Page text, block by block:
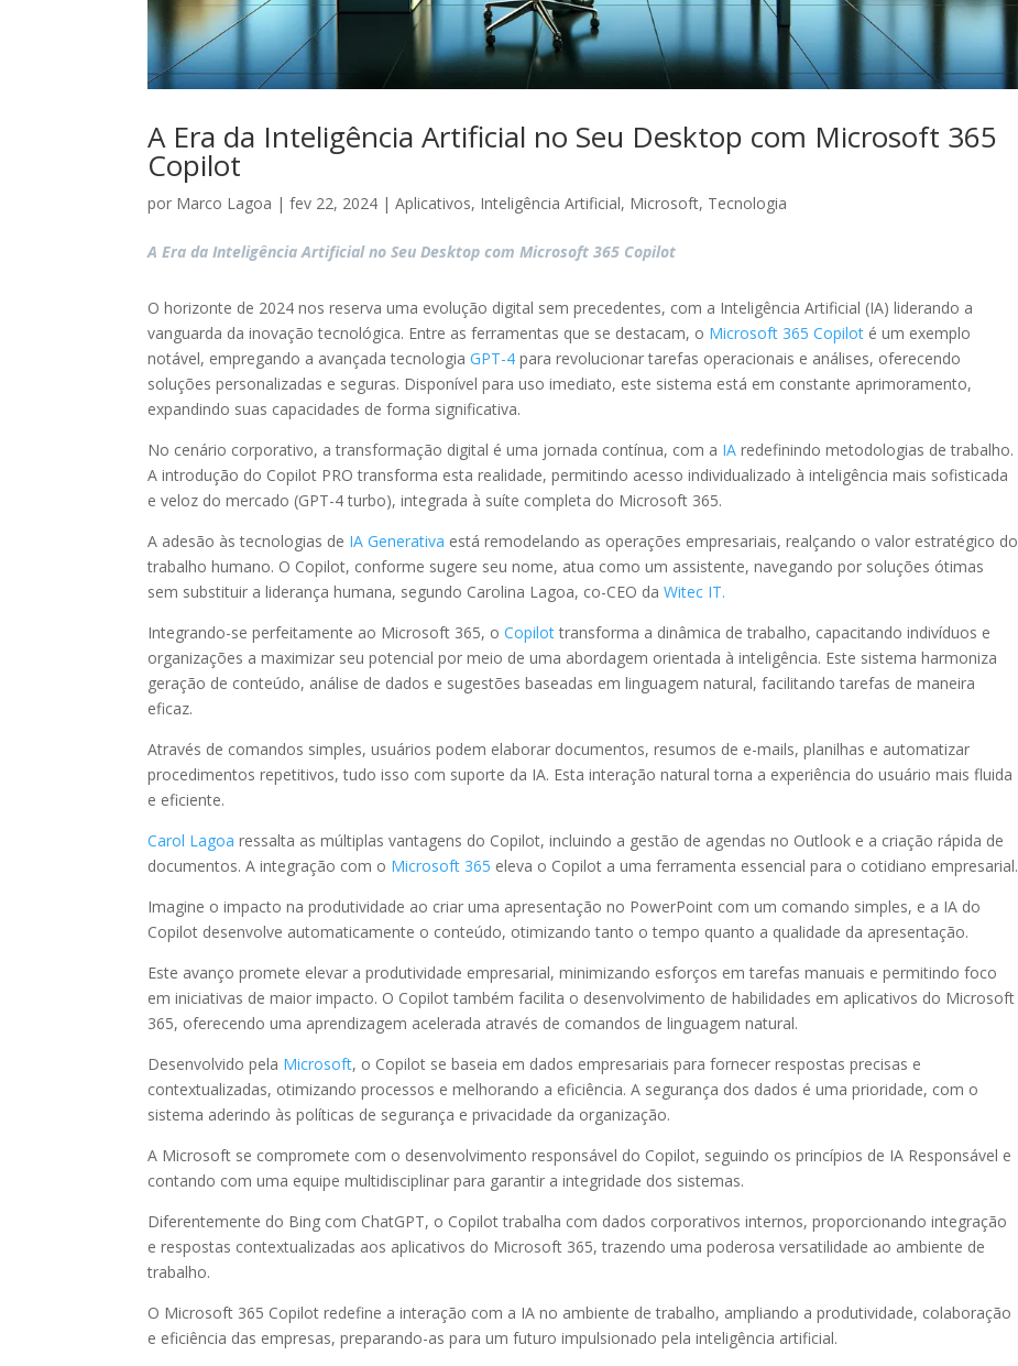
A Era da Inteligência Artificial no Seu Desktop com Microsoft 365
Copilot
por Marco Lagoa |fev 22, 2024 |Aplicativos, Inteligência Artificial, Microsoft, Tecnologia
A Era da Inteligência Artificial no Seu Desktop com Microsoft 365 Copilot
O horizonte de 2024 nos reserva uma evolução digital sem precedentes, com a Inteligência Artificial (IA) liderando a
vanguarda da inovação tecnológica. Entre as ferramentas que se destacam, o Microsoft 365 Copilot é um exemplo
notável, empregando a avançada tecnologiaGPT-4para revolucionar tarefas operacionais e análises, oferecendo
soluções personalizadas e seguras. Disponível para uso imediato, este sistema está em constante aprimoramento,
expandindo suas capacidades de forma significativa.
No cenário corporativo, a transformação digital é uma jornada contínua, com a IA redefinindo metodologias de trabalho.
A introdução do Copilot PRO transforma esta realidade, permitindo acesso individualizado à inteligência mais sofisticada
e veloz do mercado (GPT-4 turbo), integrada à suíte completa do Microsoft 365.
A adesão às tecnologias de IA Generativa está remodelando as operações empresariais, realçando o valor estratégico do
trabalho humano. O Copilot, conforme sugere seu nome, atua como um assistente, navegando por soluções ótimas
sem substituir a liderança humana, segundo Carolina Lagoa, co-CEO daWitec IT.
Integrando-se perfeitamente ao Microsoft 365, oCopilottransforma a dinâmica de trabalho, capacitando indivíduos e
organizações a maximizar seu potencial por meio de uma abordagem orientada à inteligência. Este sistema harmoniza
geração de conteúdo, análise de dados e sugestões baseadas em linguagem natural, facilitando tarefas de maneira
eficaz.
Através de comandos simples, usuários podem elaborar documentos, resumos de e-mails, planilhas e automatizar
procedimentos repetitivos, tudo isso com suporte da IA. Esta interação natural torna a experiência do usuário mais fluida
e eficiente.
Carol Lagoa ressalta as múltiplas vantagens do Copilot, incluindo a gestão de agendas no Outlook e a criação rápida de
documentos. A integração com o Microsoft 365 eleva o Copilot a uma ferramenta essencial para o cotidiano empresarial.
Imagine o impacto na produtividade ao criar uma apresentação no PowerPoint com um comando simples, e a IA do
Copilot desenvolve automaticamente o conteúdo, otimizando tanto o tempo quanto a qualidade da apresentação.
Este avanço promete elevar a produtividade empresarial, minimizando esforços em tarefas manuais e permitindo foco
em iniciativas de maior impacto. O Copilot também facilita o desenvolvimento de habilidades em aplicativos do Microsoft
365, oferecendo uma aprendizagem acelerada através de comandos de linguagem natural.
Desenvolvido pela Microsoft, o Copilot se baseia em dados empresariais para fornecer respostas precisas e
contextualizadas, otimizando processos e melhorando a eficiência. A segurança dos dados é uma prioridade, com o
sistema aderindo às políticas de segurança e privacidade da organização.
A Microsoft se compromete com o desenvolvimento responsável do Copilot, seguindo os princípios de IA Responsável e
contando com uma equipe multidisciplinar para garantir a integridade dos sistemas.
Diferentemente do Bing com ChatGPT, o Copilot trabalha com dados corporativos internos, proporcionando integração
e respostas contextualizadas aos aplicativos do Microsoft 365, trazendo uma poderosa versatilidade ao ambiente de
trabalho.
O Microsoft 365 Copilot redefine a interação com a IA no ambiente de trabalho, ampliando a produtividade, colaboração
e eficiência das empresas, preparando-as para um futuro impulsionado pela inteligência artificial.